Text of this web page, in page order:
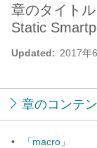
Updated: 2017年
章のタイト
Static
章のコンテ
•
「macro」